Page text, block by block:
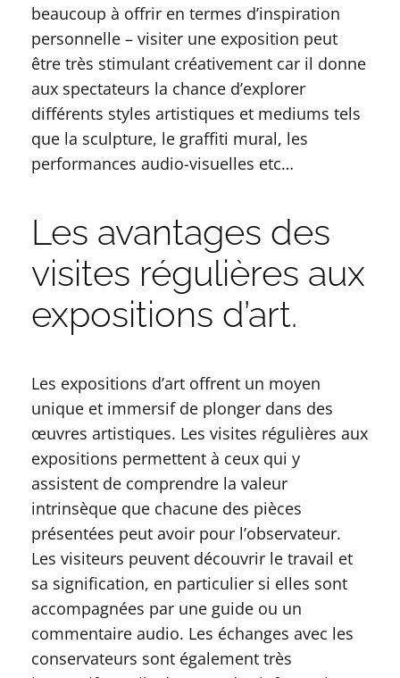
beaucoup à offrir en termes d’inspiration
personnelle – visiter une exposition peut
être très stimulant créativement car il donne
aux spectateurs la chance d’explorer
différents styles artistiques et mediums tels
que la sculpture, le graffiti mural, les
performances audio-visuelles etc…
Les avantages des
visites régulières aux
expositions d’art.
Les expositions d’art offrent un moyen
unique et immersif de plonger dans des
œuvres artistiques. Les visites régulières aux
expositions permettent à ceux qui y
assistent de comprendre la valeur
intrinsèque que chacune des pièces
présentées peut avoir pour l’observateur.
Les visiteurs peuvent découvrir le travail et
sa signification, en particulier si elles sont
accompagnées par une guide ou un
commentaire audio. Les échanges avec les
conservateurs sont également très